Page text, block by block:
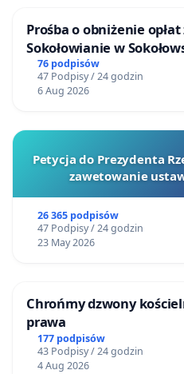
Prośba o obniżenie opłat
Sokołowianie w
76 podpisów
47 Podpisy / 24 godzin
6 Aug 2026
Petycja do Prezydenta
zawetowanie
26 365 podpisów
47 Podpisy / 24 godzin
23 May 2026
Chrońmy dzwony
prawa
177 podpisów
43 Podpisy / 24 godzin
4 Aug 2026